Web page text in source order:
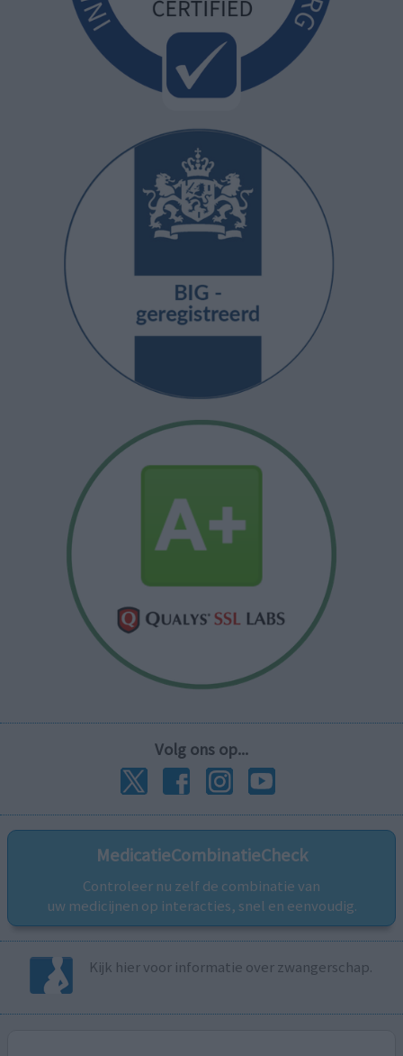
Volg ons op...
MedicatieCombinatieCheck
Controleer nu zelf de combinatie van
uw medicijnen op interacties, snel en eenvoudig.
Kijk hier voor informatie over zwangerschap.